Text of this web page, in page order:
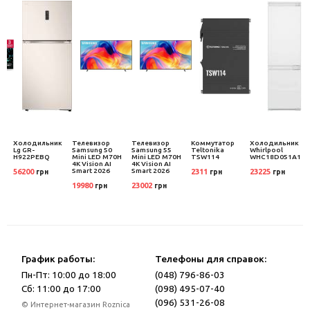
Холодильник
Lg GR-
H922PEBQ
56200 грн
Телевизор
Samsung 50
Mini LED M70H
4K Vision AI
Smart 2026
19980 грн
Телевизор
Samsung 55
Mini LED M70H
4K Vision AI
Smart 2026
23002 грн
Коммутатор
Teltonika
TSW114
2311 грн
Холодильник
Whirlpool
WHC18D051A1
23225 грн
График работы:
Пн-Пт: 10:00 до 18:00
Сб: 11:00 до 17:00
© Интернет-магазин Roznica
Телефоны для справок:
(048) 796-86-03
(098) 495-07-40
(096) 531-26-08